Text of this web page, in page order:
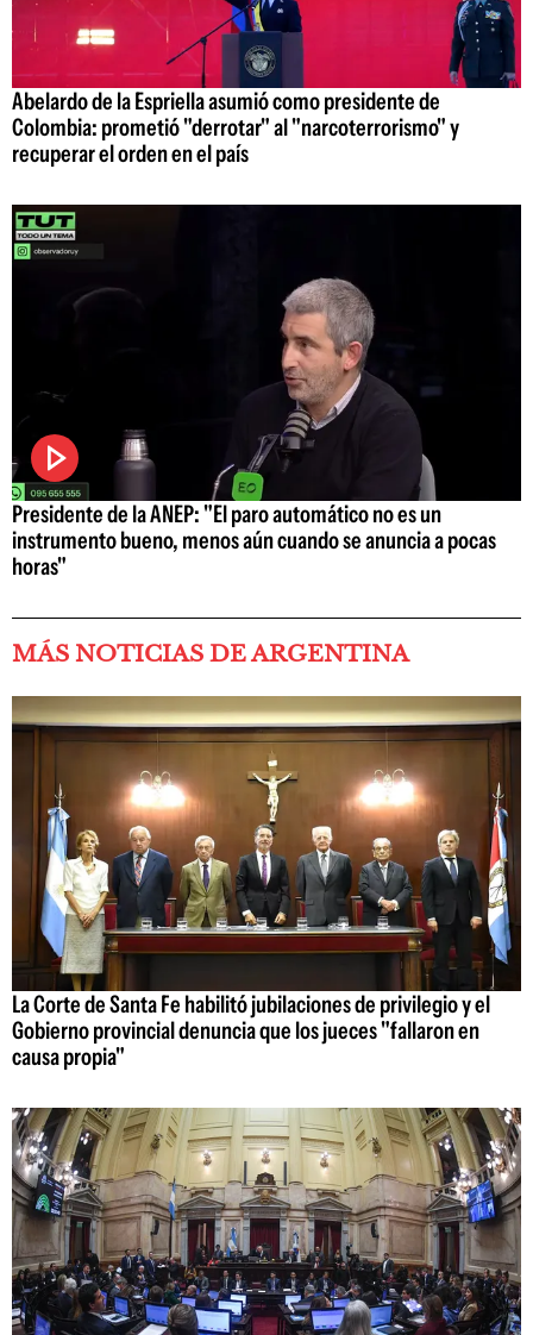
Abelardo de la Espriella asumió como presidente de
Colombia: prometió "derrotar" al "narcoterrorismo" y
recuperar el orden en el país
Presidente de la ANEP: "El paro automático no es un
instrumento bueno, menos aún cuando se anuncia a pocas
horas"
MÁS NOTICIAS DE ARGENTINA
La Corte de Santa Fe habilitó jubilaciones de privilegio y el
Gobierno provincial denuncia que los jueces "fallaron en
causa propia"